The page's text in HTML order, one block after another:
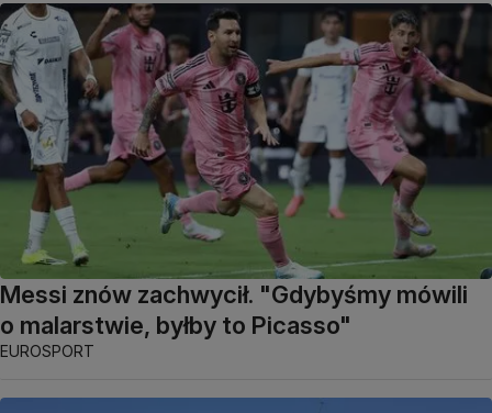
Messi znów zachwycił. "Gdybyśmy mówili
o malarstwie, byłby to Picasso"
EUROSPORT